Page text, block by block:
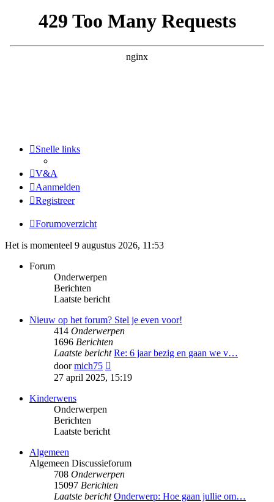
Snelle links
V&A
Aanmelden
Registreer
Forumoverzicht
Het is momenteel 9 augustus 2026, 11:53
Forum
Onderwerpen
Berichten
Laatste bericht
Nieuw op het forum? Stel je even voor!
414 Onderwerpen
1696 Berichten
Laatste bericht Re: 6 jaar bezig en gaan we v…
doormich75
laatste
27 april 2025, 15:19
Kinderwens
Onderwerpen
Berichten
Laatste bericht
Algemeen
Algemeen Discussieforum
708 Onderwerpen
15097 Berichten
Laatste bericht Onderwerp: Hoe gaan jullie om…